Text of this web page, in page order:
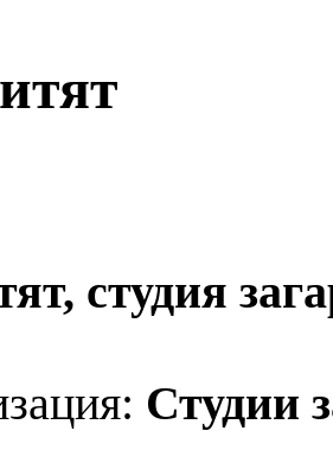
студия
Студии